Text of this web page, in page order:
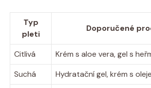
Typ
pleti
Doporučené
Citlivá
Krém s aloe vera, gel s
Suchá
Hydratační gel, krém s